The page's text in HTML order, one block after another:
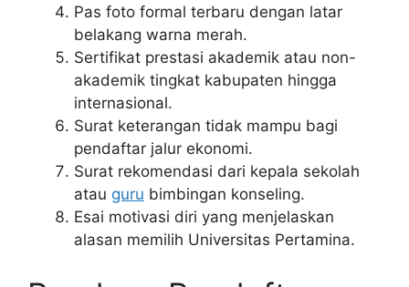
Pas foto formal terbaru dengan latar
belakang warna merah.
Sertifikat prestasi akademik atau non-
akademik tingkat kabupaten hingga
internasional.
Surat keterangan tidak mampu bagi
pendaftar jalur ekonomi.
Surat rekomendasi dari kepala sekolah
atau guru bimbingan konseling.
Esai motivasi diri yang menjelaskan
alasan memilih Universitas Pertamina.